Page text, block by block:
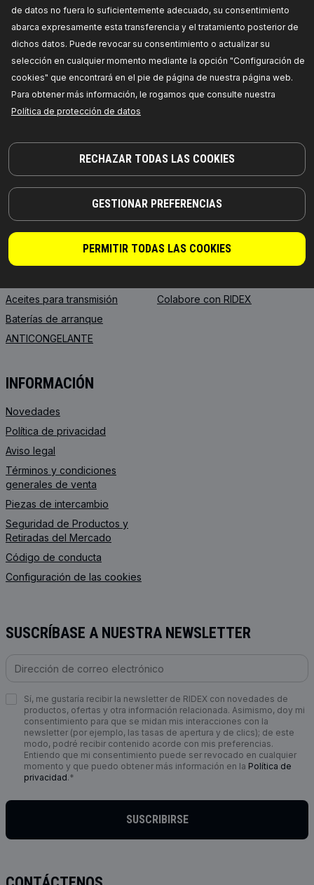
de datos no fuera lo suficientemente adecuado, su consentimiento
abarca expresamente esta transferencia y el tratamiento posterior de
dichos datos. Puede revocar su consentimiento o actualizar su
selección en cualquier momento mediante la opción "Configuración de
cookies" que encontrará en el pie de página de nuestra página web.
Para obtener más información, le rogamos que consulte nuestra
Política de protección de datos
RECHAZAR TODAS LAS COOKIES
GESTIONAR PREFERENCIAS
PERMITIR TODAS LAS COOKIES
¡PIEZAS EN LAS QUE PUEDE CONFIAR!
JOSEF-ORLOPP-STRASSE 55
PRODUCTOS
ACERCA DE NOSOTROS
RIDEX
RIDEX PLUS
RIDEX REMAN
Aceites para transmisión
Baterías de arranque
ANTICONGELANTE
COLABORACIÓN
Distribuidores
Para vendedores
Colabore con RIDEX
INFORMACIÓN
Novedades
Política de privacidad
Aviso legal
Términos y condiciones
generales de venta
Piezas de intercambio
Seguridad de Productos y
Retiradas del Mercado
Código de conducta
Configuración de las cookies
SUSCRÍBASE A NUESTRA NEWSLETTER
Sí, me gustaría recibir la newsletter de RIDEX con novedades de
productos, ofertas y otra información relacionada. Asimismo, doy mi
consentimiento para que se midan mis interacciones con la
newsletter (por ejemplo, las tasas de apertura y de clics); de este
modo, podré recibir contenido acorde con mis preferencias.
Entiendo que mi consentimiento puede ser revocado en cualquier
momento y que puedo obtener más información en la Política de
privacidad.*
SUSCRIBIRSE